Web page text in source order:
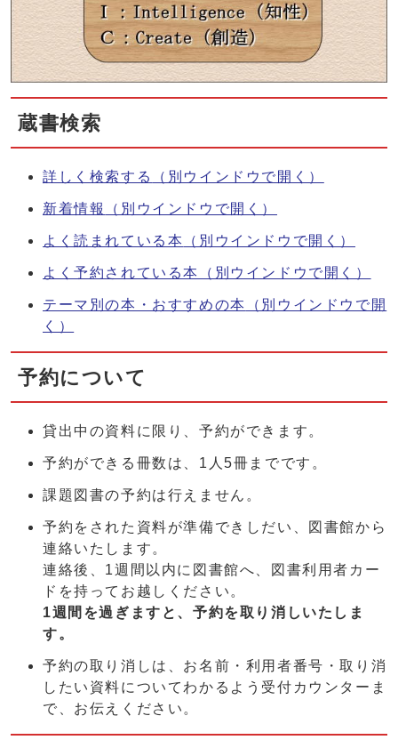
蔵書検索
詳しく検索する （別ウインドウで開く）
新着情報 （別ウインドウで開く）
よく読まれている本 （別ウインドウで開く）
よく予約されている本 （別ウインドウで開く）
テーマ別の本・おすすめの本
（別ウインドウで開
く）
予約について
貸出中の資料に限り、予約ができます。
予約ができる冊数は、1人5冊までです。
課題図書の予約は行えません。
予約をされた資料が準備できしだい、図書館から
連絡いたします。
連絡後、1週間以内に図書館へ、図書利用者カー
ドを持ってお越しください。
1週間を過ぎますと、予約を取り消しいたしま
す。
予約の取り消しは、お名前・利用者番号・取り消
したい資料についてわかるよう受付カウンターま
で、お伝えください。